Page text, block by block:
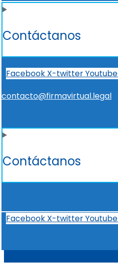
Contáctanos
Facebook X-twitterYoutube
contacto@firmavirtual.legal
Contáctanos
Facebook X-twitterYoutube